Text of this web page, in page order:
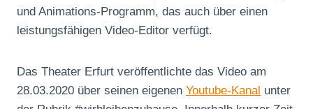
und Animations-Programm, das auch über einen
leistungsfähigen Video-Editor verfügt.
Das Theater Erfurt veröffentlichte das Video am
28.03.2020 über seinen eigenen Youtube-Kanal unter